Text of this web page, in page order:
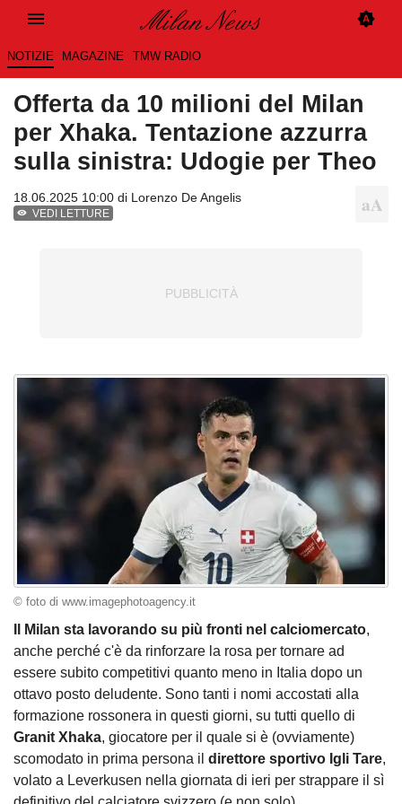
NOTIZIE MAGAZINE TMW RADIO
Offerta da 10 milioni del Milan
per Xhaka. Tentazione azzurra
sulla sinistra: Udogie per Theo
18.06.2025 10:00 di Lorenzo De Angelis
VEDI LETTURE
© foto di www.imagephotoagency.it
Il Milan sta lavorando su più fronti nel calciomercato,
anche perché c'è da rinforzare la rosa per tornare ad
essere subito competitivi quanto meno in Italia dopo un
ottavo posto deludente. Sono tanti i nomi accostati alla
formazione rossonera in questi giorni, su tutti quello di
Granit Xhaka, giocatore per il quale si è (ovviamente)
scomodato in prima persona il direttore sportivo Igli Tare,
volato a Leverkusen nella giornata di ieri per strappare il sì